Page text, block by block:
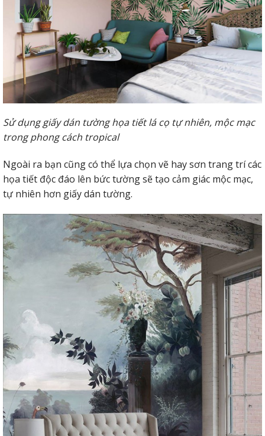
Sử dụng giấy dán tường họa tiết lá cọ tự nhiên, mộc mạc
trong phong cách tropical
Ngoài ra bạn cũng có thể lựa chọn vẽ hay sơn trang trí các
họa tiết độc đáo lên bức tường sẽ tạo cảm giác mộc mạc,
tự nhiên hơn giấy dán tường.